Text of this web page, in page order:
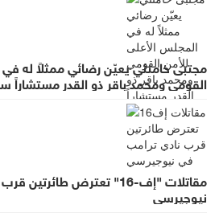
مجتبى خامنئي يعيّن رضائي ممثلاً له في
القومي ومحمد باقر ذو القدر مستشاراً
مقاتلات "إف-16" تعترض
نيوجيرسي